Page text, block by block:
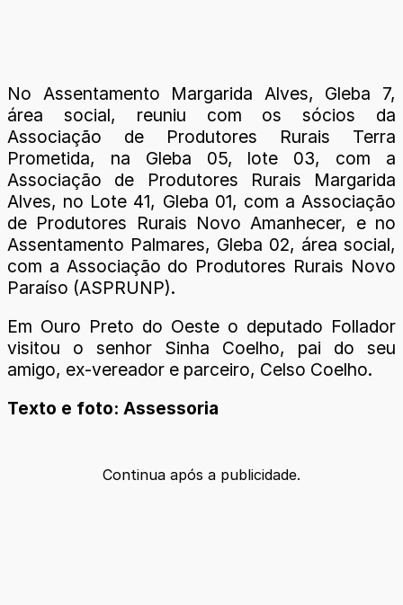
No Assentamento Margarida Alves, Gleba 7,
área social, reuniu com os sócios da
Associação de Produtores Rurais Terra
Prometida, na Gleba 05, lote 03, com a
Associação de Produtores Rurais Margarida
Alves, no Lote 41, Gleba 01, com a Associação
de Produtores Rurais Novo Amanhecer, e no
Assentamento Palmares, Gleba 02, área social,
com a Associação do Produtores Rurais Novo
Paraíso (ASPRUNP).
Em Ouro Preto do Oeste o deputado Follador
visitou o senhor Sinha Coelho, pai do seu
amigo, ex-vereador e parceiro, Celso Coelho.
Texto e foto: Assessoria
Continua após a publicidade.